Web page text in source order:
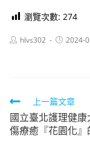
瀏覽次數: 274
Posthlvs302
Post2024-
Read
more
articles
上一篇文章
國立臺北護理健
傷療癒『花園化